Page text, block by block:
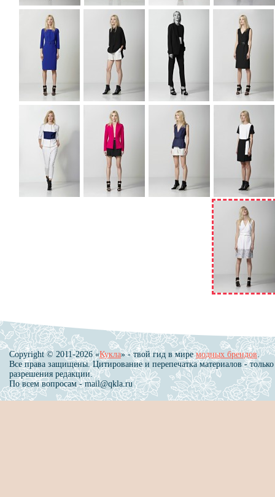
Copyright © 2011-2026 «Кукла» - твой гид в миремодных брендов.
Все права защищены. Цитирование и перепечатка материалов - только
разрешения редакции.
По всем вопросам - mail@qkla.ru